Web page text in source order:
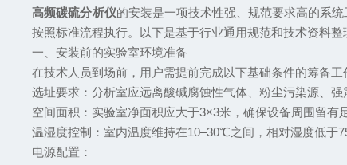
高频碳硫分析仪的安装是一项技术性强、规范要求高的系
按照标准流程执行。以下是基于行业通用规范和技术资料
一、安装前的实验室环境准备
在技术人员到场前，用户需提前完成以下基础条件的筹备工
选址要求‌：分析室应远离酸碱腐蚀性气体、粉尘污染源、
空间面积‌：实验室净面积应大于3×3米，确保设备周围留有
温湿度控制‌：室内温度维持在10–30℃之间，相对湿度低于
‌电源配置‌：